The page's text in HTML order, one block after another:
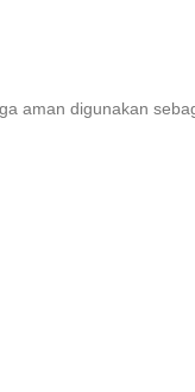
aman digunakan